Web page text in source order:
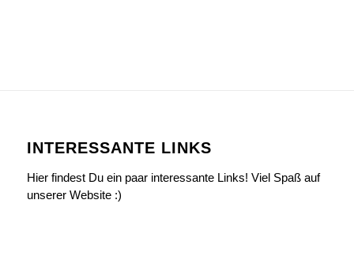
INTERESSANTE LINKS
Hier findest Du ein paar interessante Links! Viel Spaß auf
unserer Website :)